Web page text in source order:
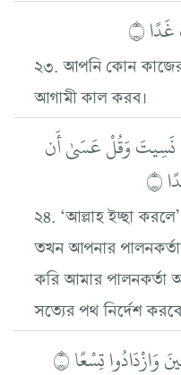
২৩. আপনি কোন
আগামী কাল করব।
نَسِيتَ وَقُلْ عَسَىٰ أَن
২৪. ‘আল্লাহ ইচ্ছা
তখন আপনার
করি আমার পালনকর্তা
সত্যের পথ নির্দেশ
وَازْدَادُوا تِسْعًا